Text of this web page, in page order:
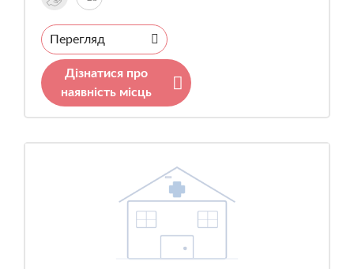
Перегляд
Дізнатися про
наявність місць